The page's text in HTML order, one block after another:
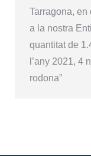
Tarragona, en
a la nostra
quantitat de
l’any 2021, 4
rodona”